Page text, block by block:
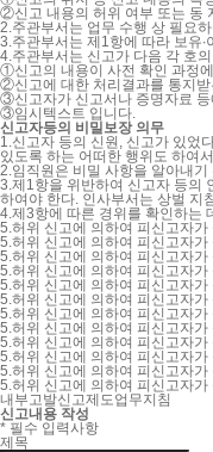
②신고 내용의 허위 여부 또는 동
2. 주관부서는 업무 수행 상 필요
3. 주관부서는 제1항에 따라 보유
4. 주관부서는 신고가 다음 각 호
①신고의 내용이 사전 확인 과정
②신고에 대한 처리결과를 통지
③신고자가 신고서나 증명자료
③임시텍스트 입니다.
신고자등의 비밀보장 의무
1. 신고자 등의 신원, 신고가 있었
있도록 하는 어떠한 행위도 하여
2. 임직원은 비밀 사항을 알아내
3. 제1항을 위반하여 신고자 등의
하여야 한다. 인사부서는 상벌 지
4. 제3항에 따른 경위를 확인하는
5. 허위 신고에 의하여 피신고자
5. 허위 신고에 의하여 피신고자
5. 허위 신고에 의하여 피신고자
5. 허위 신고에 의하여 피신고자
5. 허위 신고에 의하여 피신고자
5. 허위 신고에 의하여 피신고자
5. 허위 신고에 의하여 피신고자
5. 허위 신고에 의하여 피신고자
5. 허위 신고에 의하여 피신고자
5. 허위 신고에 의하여 피신고자
5. 허위 신고에 의하여 피신고자
5. 허위 신고에 의하여 피신고자
내부고발신고제도업무지침
신고내용 작성
* 필수 입력사항
제목